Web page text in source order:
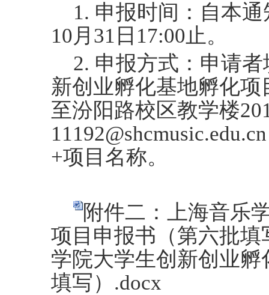
1. 申报时间：自本
10月 31 日 17:00止。
2. 申报方式：申请
新创业孵化基地孵化
至汾阳路校区教学楼20
11192@shcmusic.edu.cn
+项目名称。
附件二：上海音乐
项目申报书（第六批填
学院大学生创新创业
填写）.docx